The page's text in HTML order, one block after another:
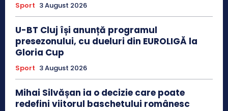
Sport 3 August 2026
U-BT Cluj își anunță programul
presezonului, cu dueluri din EUROLIGĂ la
Gloria Cup
Sport 3 August 2026
Mihai Silvășan ia o decizie care poate
redefini viitorul baschetului românesc